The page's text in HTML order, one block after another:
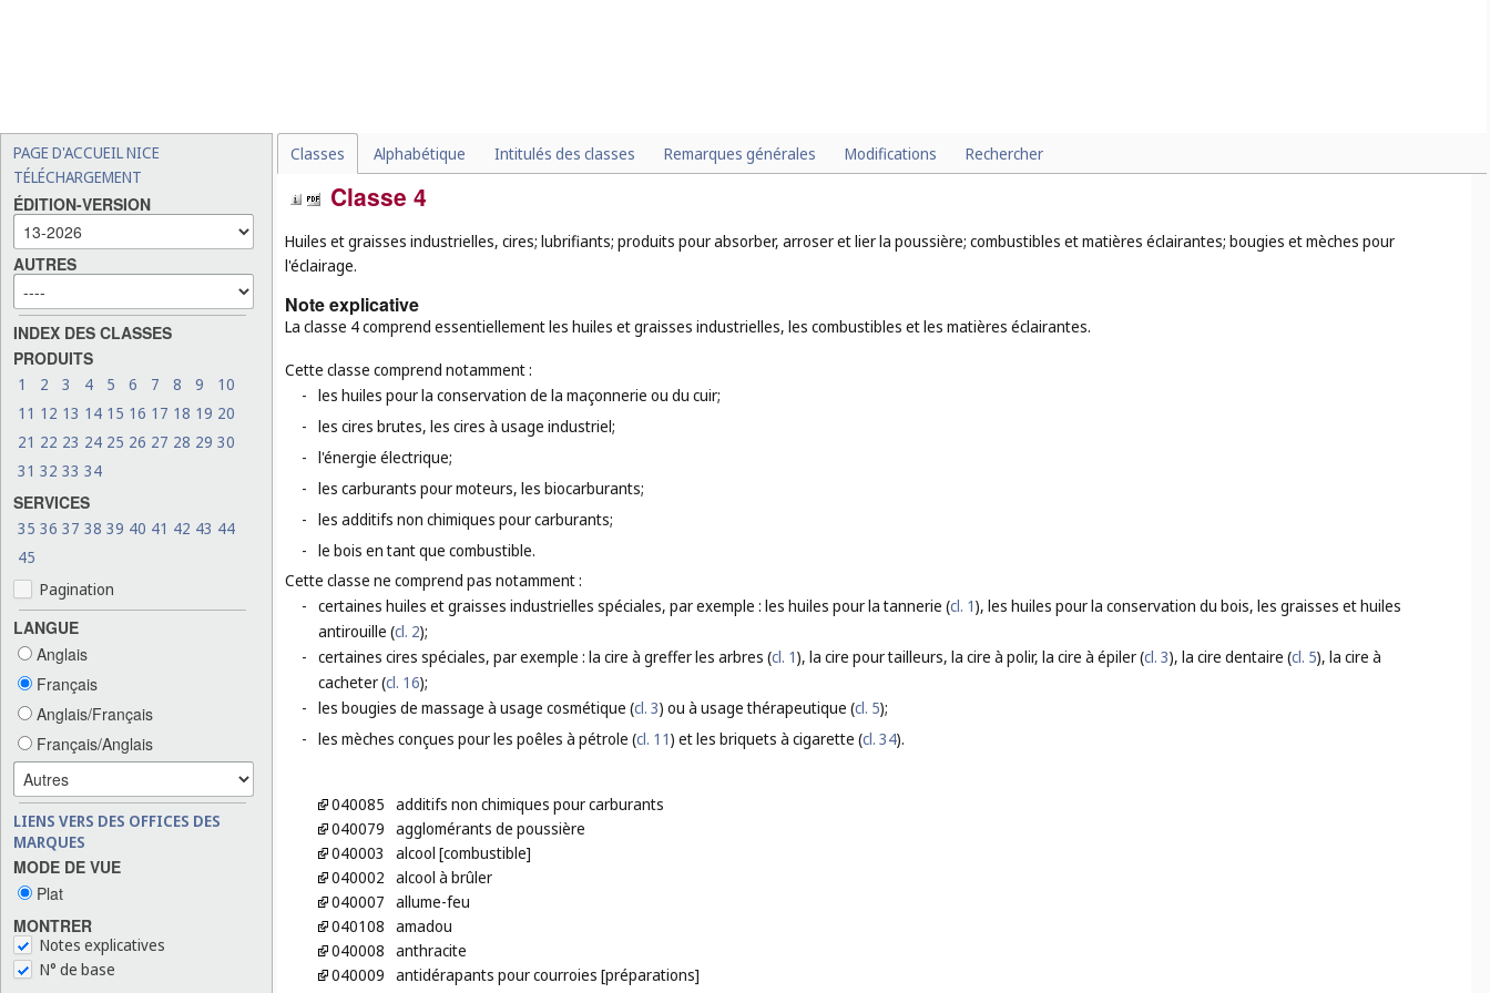
PAGE D'ACCUEIL NICE
TÉLÉCHARGEMENT
ÉDITION-VERSION
AUTRES
INDEX DES CLASSES
PRODUITS
1 2 3 4 5 6 7 8 9
10
11 12 13 14 15 16 17 18 19 20
21 22 23 24 25 26 27 28 29 30
31 32 33 34
SERVICES
35 36 37 38 39 40 41 42 43 44
45
Pagination
LANGUE
Anglais
Français
Anglais/Français
Français/Anglais
LIENS VERS DES OFFICES DES
MARQUES
MODE DE VUE
Plat
MONTRER
Notes explicatives
N° de base
Classes Alphabétique Intitulés des classes Remarques générales Modifications Rechercher
Classe 4
Huiles et graisses industrielles, cires; lubrifiants; produits pour absorber, arroser et lier la poussière; combustibles et matières éclairantes; bougies et mèches pour
l'éclairage.
Note explicative
La classe 4 comprend essentiellement les huiles et graisses industrielles, les combustibles et les matières éclairantes.
Cette classe comprend notamment :
- les huiles pour la conservation de la maçonnerie ou du cuir;
- les cires brutes, les cires à usage industriel;
- l'énergie électrique;
- les carburants pour moteurs, les biocarburants;
- les additifs non chimiques pour carburants;
- le bois en tant que combustible.
Cette classe ne comprend pas notamment :
- certaines huiles et graisses industrielles spéciales, par exemple : les huiles pour la tannerie (cl. 1), les huiles pour la conservation du bois, les graisses et huiles
antirouille (cl. 2);
- certaines cires spéciales, par exemple : la cire à greffer les arbres (cl. 1), la cire pour tailleurs, la cire à polir, la cire à épiler (cl. 3), la cire dentaire (cl. 5), la cire à
cacheter (cl. 16);
- les bougies de massage à usage cosmétique (cl. 3) ou à usage thérapeutique (cl. 5);
- les mèches conçues pour les poêles à pétrole (cl. 11) et les briquets à cigarette (cl. 34).
040085 additifs non chimiques pour carburants
040079 agglomérants de poussière
040003
alcool [combustible]
040002 alcool à brûler
040007 allume-feu
040108 amadou
040008 anthracite
040009 antidérapants pour courroies [préparations]